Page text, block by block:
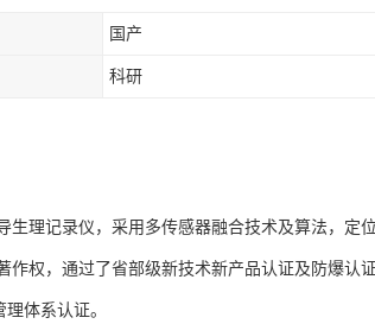
国产
科研
理记录仪，采用多传感器融合技术及算法，定
权，通过了省部级新技术新产品认证及防爆认
体系认证。